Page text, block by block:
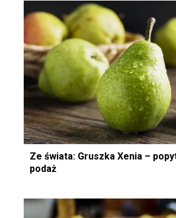
Ze świata: Gruszka Xenia –
podaż